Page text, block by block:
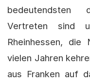
bedeutendsten
Vertreten sind
Rheinhessen,
vielen Jahren
aus Franken auf